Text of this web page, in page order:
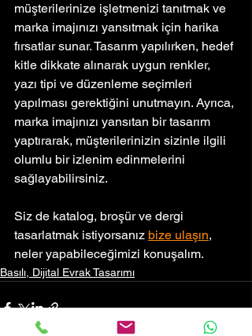
müşterilerinize işletmenizi tanıtmak ve
marka imajınızı yansıtmak için harika
fırsatlar sunar. Tasarım yapılırken, hedef
kitle dikkate alınarak uygun renkler,
yazı tipi ve düzenleme seçimleri
yapılması gerektiğini unutmayın. Ayrıca,
marka imajınızı yansıtan bir tasarım
yaptırarak, müşterilerinizin sizinle ilgili
olumlu bir izlenim edinmelerini
sağlayabilirsiniz.
Siz de katalog, broşür ve dergi
tasarlatmak istiyorsanız bize ulaşın,
neler yapabileceğimizi konuşalım.
Basılı, Dijital Evrak Tasarımı